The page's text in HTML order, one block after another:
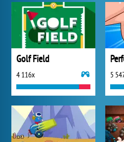
Golf Field
4 116x 5